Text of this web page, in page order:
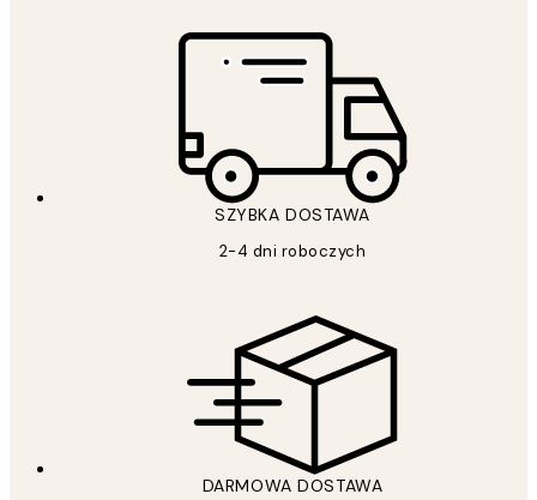
SZYBKA DOSTAWA
2-4 dni roboczych
DARMOWA DOSTAWA